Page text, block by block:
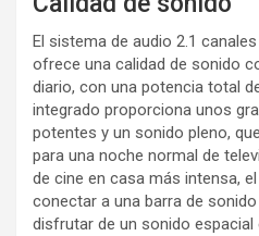
El sistema de audio 2.1
ofrece una calidad de sonido
diario, con una potencia total
integrado proporciona unos
potentes y un sonido pleno,
para una noche normal de
de cine en casa más intensa,
conectar a una barra de
disfrutar de un sonido espacial